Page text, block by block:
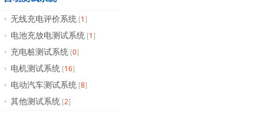
无线充电评价系统 [1]
电池充放电测试系统 [1]
充电桩测试系统 [0]
电机测试系统 [16]
电动汽车测试系统 [8]
其他测试系统 [2]